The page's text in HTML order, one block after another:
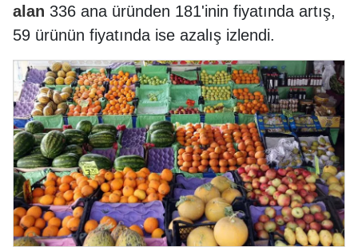
alan 336 ana üründen 181'inin fiyatında artış,
59 ürünün fiyatında ise azalış izlendi.